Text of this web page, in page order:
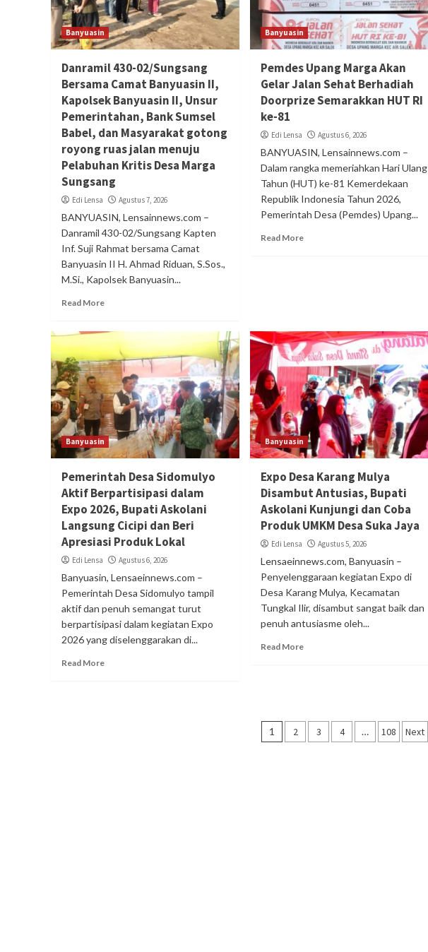
Banyuasin
Danramil 430-02/Sungsang
Bersama Camat Banyuasin II,
Kapolsek Banyuasin II, Unsur
Pemerintahan, Bank Sumsel
Babel, dan Masyarakat gotong
royong ruas jalan menuju
Pelabuhan Kritis Desa Marga
Sungsang
Edi Lensa Agustus 7, 2026
BANYUASIN, Lensainnews.com –
Danramil 430-02/Sungsang Kapten
Inf. Suji Rahmat bersama Camat
Banyuasin II H. Ahmad Riduan, S.Sos.,
M.Si., Kapolsek Banyuasin...
Read More
Banyuasin
Pemdes Upang Marga Akan
Gelar Jalan Sehat Berhadiah
Doorprize Semarakkan HUT RI
ke-81
Edi Lensa Agustus 6, 2026
BANYUASIN, Lensainnews.com –
Dalam rangka memeriahkan Hari Ulang
Tahun (HUT) ke-81 Kemerdekaan
Republik Indonesia Tahun 2026,
Pemerintah Desa (Pemdes) Upang...
Read More
Banyuasin
Pemerintah Desa Sidomulyo
Aktif Berpartisipasi dalam
Expo 2026, Bupati Askolani
Langsung Cicipi dan Beri
Apresiasi Produk Lokal
Edi Lensa Agustus 6, 2026
Banyuasin, Lensaeinnews.com –
Pemerintah Desa Sidomulyo tampil
aktif dan penuh semangat turut
berpartisipasi dalam kegiatan Expo
2026 yang diselenggarakan di...
Read More
Banyuasin
Expo Desa Karang Mulya
Disambut Antusias, Bupati
Askolani Kunjungi dan Coba
Produk UMKM Desa Suka Jaya
Edi Lensa Agustus 5, 2026
Lensaeinnews.com, Banyuasin –
Penyelenggaraan kegiatan Expo di
Desa Karang Mulya, Kecamatan
Tungkal Ilir, disambut sangat baik dan
penuh antusiasme oleh...
Read More
Navigasi
1 2 3 4 … 108 Next